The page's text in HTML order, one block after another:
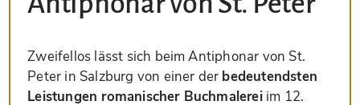
Zweifellos lässt sich beim Antiphonar von St.
Peter in Salzburg von einer der bedeutendsten
Leistungen romanischer Buchmalereiim 12.